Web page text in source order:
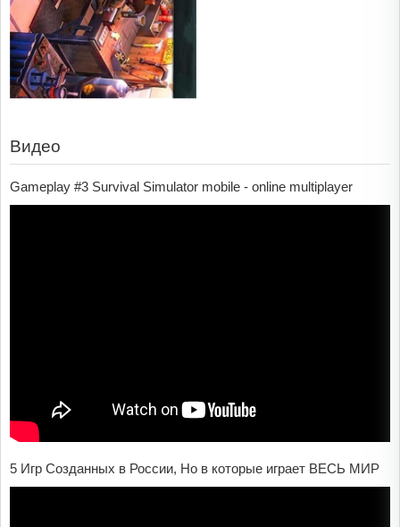
Видео
Gameplay #3 Survival Simulator mobile - online multiplayer
5 Игр Созданных в России, Но в которые играет ВЕСЬ МИР